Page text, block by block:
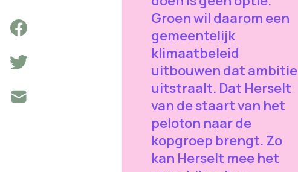
Groen wil daarom een
gemeentelijk
klimaatbeleid
uitbouwen dat ambitie
uitstraalt. Dat Herselt
van de staart van het
peloton naar de
kopgroep brengt. Zo
kan Herselt mee het